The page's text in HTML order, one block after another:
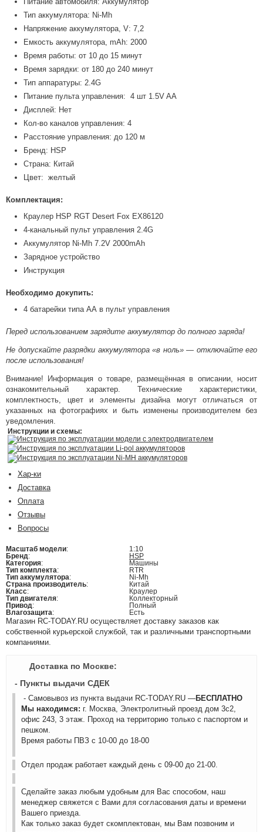
Тип аккумулятора: Ni-Mh
Напряжение аккумулятора, V: 7,2
Емкость аккумулятора, mAh: 2000
Время работы: от 10 до 15 минут
Время зарядки: от 180 до 240 минут
Тип аппаратуры: 2.4G
Питание пульта управления: 4 шт 1.5V AA
Дисплей: Нет
Кол-во каналов управления: 4
Расстояние управления: до 120 м
Бренд: HSP
Страна: Китай
Цвет: желтый
Комплектация:
Краулер HSP RGT Desert Fox EX86120
4-канальный пульт управления 2.4G
Аккумулятор Ni-Mh 7.2V 2000mAh
Зарядное устройство
Инструкция
Необходимо докупить:
4 батарейки типа АА в пульт управления
Перед использованием зарядите аккумулятор до полного заряда!
Не допускайте разрядки аккумулятора «в ноль» — отключайте его
после использования!
Внимание! Информация о товаре, размещённая в описании, носит
ознакомительный характер. Технические характеристики,
комплектность, цвет и элементы дизайна могут отличаться от
указанных на фотографиях и быть изменены производителем без
уведомления.
Инструкции и схемы:
Инструкция по эксплуатации модели с электродвигателем
Инструкция по эксплуатации Li-pol аккумуляторов
Инструкция по эксплуатации Ni-MH аккумуляторов
Хар-ки
Доставка
Оплата
Отзывы
Вопросы
Масштаб модели:
1:10
Бренд:
HSP
Категория:
Машины
Тип комплекта:
RTR
Тип аккумулятора:
Ni-Mh
Страна производитель:
Китай
Класс:
Краулер
Тип двигателя:
Коллекторный
Привод:
Полный
Влагозащита: Есть
Магазин RC-TODAY.RU осуществляет доставку заказов как
собственной курьерской службой, так и различными транспортными
компаниями.
Доставка по Москве:
- Пункты выдачи СДЕК
- Самовывоз из пункта выдачи RC-TODAY.RU —БЕСПЛАТНО
Мы находимся: г. Москва, Электролитный проезд дом 3с2,
офис 243, 3 этаж. Проход на территорию только с паспортом и
пешком.
Время работы ПВЗ с 10-00 до 18-00
Отдел продаж работает каждый день с 09-00 до 21-00.
Сделайте заказ любым удобным для Вас способом, наш
менеджер свяжется с Вами для согласования даты и времени
Вашего приезда.
Как только заказ будет скомплектован, мы Вам позвоним и